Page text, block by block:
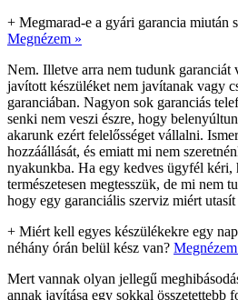
+ Megmarad-e a gyári garancia miután
Megnézem »
Nem. Illetve arra nem tudunk
javított készüléket nem javítanak vagy
garanciában. Nagyon sok garanciás
senki nem veszi észre, hogy
akarunk ezért felelősséget vállalni.
hozzáállását, és emiatt mi nem
nyakunkba. Ha egy kedves ügyfél kéri,
természetesen megtesszük, de mi nem
hogy egy garanciális szerviz miért
+ Miért kell egyes készülékekre egy
néhány órán belül kész van?
Mert vannak olyan jellegű
annak javítása egy sokkal összetettebb